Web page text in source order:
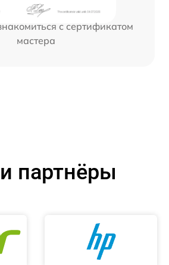
с сертификатом
мастера
партнёры